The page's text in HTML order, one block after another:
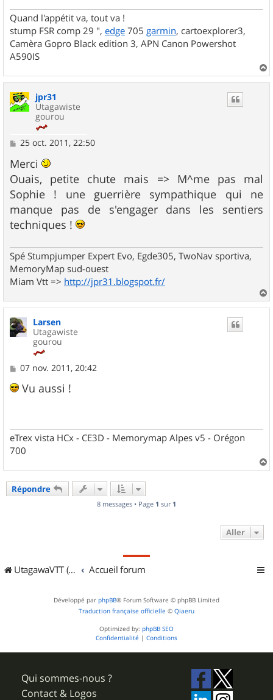
Quand l'appétit va, tout va !
stump FSR comp 29 ", edge 705 garmin, cartoexplorer3,
Camèra Gopro Black edition 3, APN Canon Powershot
A590IS
a
jpr31
Utagawiste
gourou
M
s
s
a
g
e
25 oct. 2011, 22:50
Merci
Ouais, petite chute mais => M^me pas mal
Sophie ! une guerrière sympathique qui ne
manque pas de s'engager dans les sentiers
techniques !
Spé Stumpjumper Expert Evo, Egde305, TwoNav sportiva,
MemoryMap sud-ouest
Miam Vtt => http://jpr31.blogspot.fr/
a
Larsen
Utagawiste
gourou
M
s
07 nov. 2011, 20:42
Vu aussi !
eTrex vista HCx - CE3D - Memorymap Alpes v5 - Orégon
700
a
Répondre
8 messages • Page 1 sur 1
Aller
UtagawaVTT (Randos VTT et VTTAE avec traces GPS) Accueil forum
Développé par phpBB® Forum Software © phpBB Limited
Traduction française officielle © Qiaeru
Optimized by: phpBB SEO
Confidentialité | Conditions
Qui sommes-nous ?
Contact & Logos